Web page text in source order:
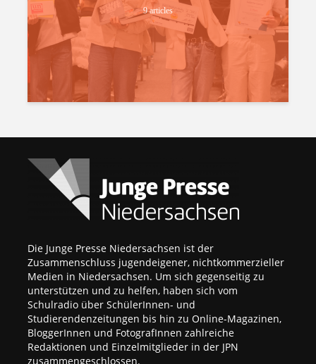
9 articles
Die Junge Presse Niedersachsen ist der
Zusammenschluss jugendeigener, nichtkommerzieller
Medien in Niedersachsen. Um sich gegenseitig zu
unterstützen und zu helfen, haben sich vom
Schulradio über SchülerInnen- und
Studierendenzeitungen bis hin zu Online-Magazinen,
BloggerInnen und FotografInnen zahlreiche
Redaktionen und Einzelmitglieder in der JPN
zusammengeschlossen.